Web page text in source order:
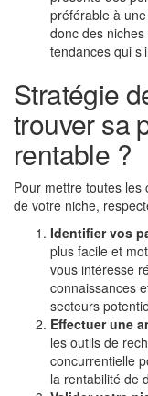
préférable à
donc des
tendances qui
Stratégie
trouver sa
rentable ?
Pour mettre toutes les
de votre niche,
Identifier vos
plus facile et
vous intéresse
connaissances
secteurs
Effectuer une
les outils de
concurrentielle
la rentabilité de